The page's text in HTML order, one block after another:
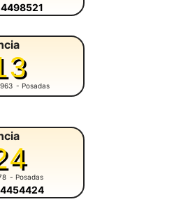
- Posadas
- Posadas